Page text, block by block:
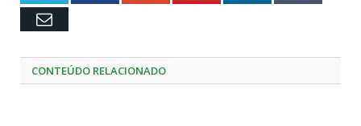
Email
CONTEÚDO RELACIONADO